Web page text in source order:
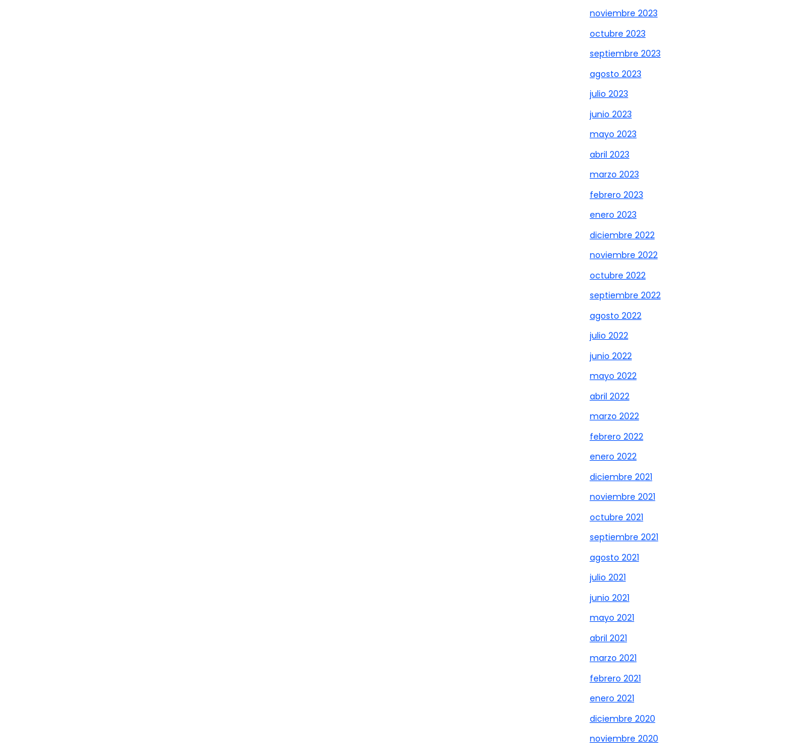
noviembre 2023
octubre 2023
septiembre 2023
agosto 2023
julio 2023
junio 2023
mayo 2023
abril 2023
marzo 2023
febrero 2023
enero 2023
diciembre 2022
noviembre 2022
octubre 2022
septiembre 2022
agosto 2022
julio 2022
junio 2022
mayo 2022
abril 2022
marzo 2022
febrero 2022
enero 2022
diciembre 2021
noviembre 2021
octubre 2021
septiembre 2021
agosto 2021
julio 2021
junio 2021
mayo 2021
abril 2021
marzo 2021
febrero 2021
enero 2021
diciembre 2020
noviembre 2020